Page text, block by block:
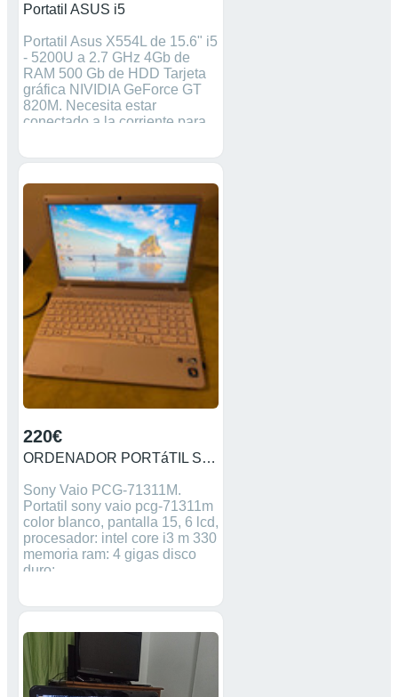
Portatil ASUS i5
Portatil Asus X554L de 15.6" i5
- 5200U a 2.7 GHz 4Gb de
RAM 500 Gb de HDD Tarjeta
gráfica NIVIDIA GeForce GT
820M. Necesita estar
conectado a la corriente para
220€
ORDENADOR PORTáTIL SONY VAIO ORDENADOR PORTáTIL SONY VAIO
Sony Vaio PCG-71311M.
Portatil sony vaio pcg-71311m
color blanco, pantalla 15, 6 lcd,
procesador: intel core i3 m 330
memoria ram: 4 gigas disco
duro: